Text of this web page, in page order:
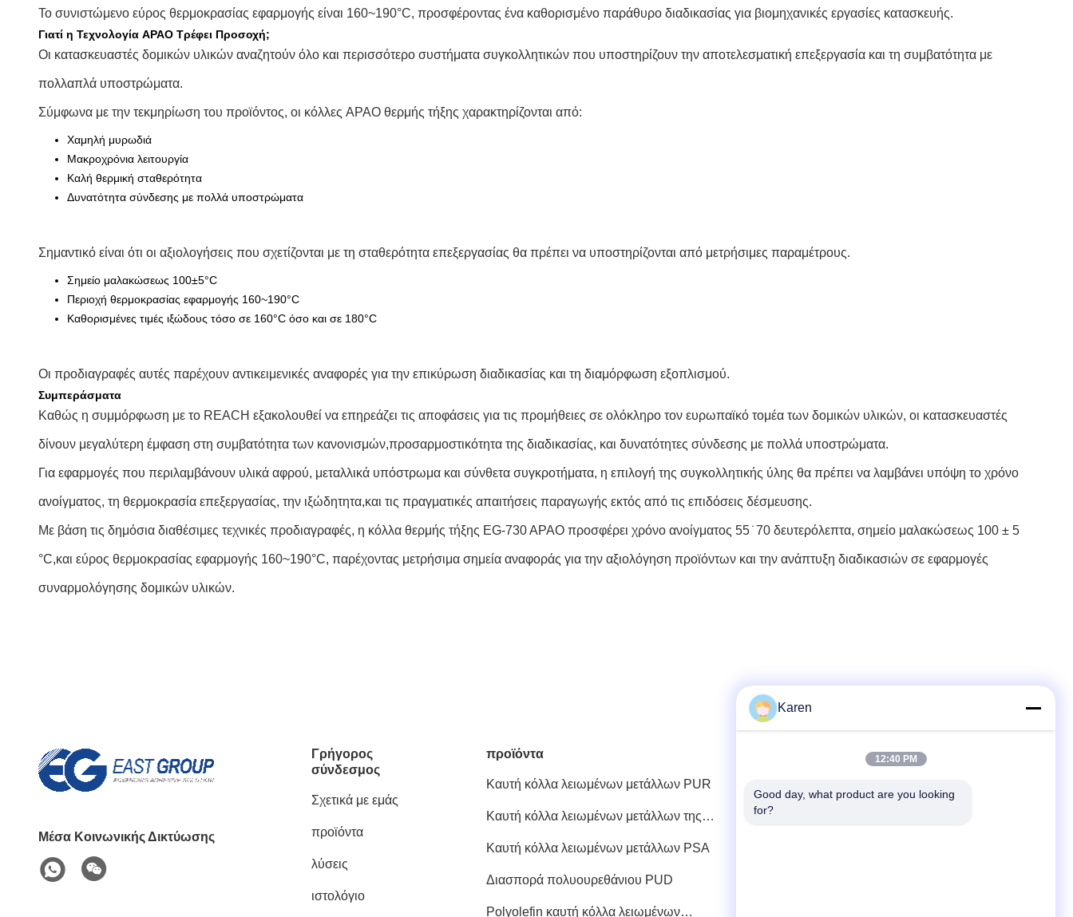
Το συνιστώμενο εύρος θερμοκρασίας εφαρμογής είναι 160~190°C, προσφέροντας ένα καθορισμένο παράθυρο διαδικασίας για βιομηχανικές εργασίες κατασκευής.
Γιατί η Τεχνολογία APAO Τρέφει Προσοχή;
Οι κατασκευαστές δομικών υλικών αναζητούν όλο και περισσότερο συστήματα συγκολλητικών που υποστηρίζουν την αποτελεσματική επεξεργασία και τη συμβατότητα με
πολλαπλά υποστρώματα.
Σύμφωνα με την τεκμηρίωση του προϊόντος, οι κόλλες APAO θερμής τήξης χαρακτηρίζονται από:
Χαμηλή μυρωδιά
Μακροχρόνια λειτουργία
Καλή θερμική σταθερότητα
Δυνατότητα σύνδεσης με πολλά υποστρώματα
Σημαντικό είναι ότι οι αξιολογήσεις που σχετίζονται με τη σταθερότητα επεξεργασίας θα πρέπει να υποστηρίζονται από μετρήσιμες παραμέτρους.
Σημείο μαλακώσεως 100±5°C
Περιοχή θερμοκρασίας εφαρμογής 160~190°C
Καθορισμένες τιμές ιξώδους τόσο σε 160°C όσο και σε 180°C
Οι προδιαγραφές αυτές παρέχουν αντικειμενικές αναφορές για την επικύρωση διαδικασίας και τη διαμόρφωση εξοπλισμού.
Συμπεράσματα
Καθώς η συμμόρφωση με το REACH εξακολουθεί να επηρεάζει τις αποφάσεις για τις προμήθειες σε ολόκληρο τον ευρωπαϊκό τομέα των δομικών υλικών, οι κατασκευαστές
δίνουν μεγαλύτερη έμφαση στη συμβατότητα των κανονισμών,προσαρμοστικότητα της διαδικασίας, και δυνατότητες σύνδεσης με πολλά υποστρώματα.
Για εφαρμογές που περιλαμβάνουν υλικά αφρού, μεταλλικά υπόστρωμα και σύνθετα συγκροτήματα, η επιλογή της συγκολλητικής ύλης θα πρέπει να λαμβάνει υπόψη το χρόνο
ανοίγματος, τη θερμοκρασία επεξεργασίας, την ιξώδητητα,και τις πραγματικές απαιτήσεις παραγωγής εκτός από τις επιδόσεις δέσμευσης.
Με βάση τις δημόσια διαθέσιμες τεχνικές προδιαγραφές, η κόλλα θερμής τήξης EG-730 APAO προσφέρει χρόνο ανοίγματος 55 ̇ 70 δευτερόλεπτα, σημείο μαλακώσεως 100 ± 5
°C,και εύρος θερμοκρασίας εφαρμογής 160~190°C, παρέχοντας μετρήσιμα σημεία αναφοράς για την αξιολόγηση προϊόντων και την ανάπτυξη διαδικασιών σε εφαρμογές
συναρμολόγησης δομικών υλικών.
Μέσα Κοινωνικής Δικτύωσης
Γρήγορος
σύνδεσμος
Σχετικά με εμάς
προϊόντα
λύσεις
ιστολόγιο
προϊόντα
Καυτή κόλλα λειωμένων μετάλλων PUR
Καυτή κόλλα λειωμένων μετάλλων της
Καυτή κόλλα λειωμένων μετάλλων PSA
Διασπορά πολυουρεθάνιου PUD
Polyolefin καυτή κόλλα λειωμένων
Γρήγορη επικοινωνία
Karen
12:40 PM
Good day, what product are you looking
for?